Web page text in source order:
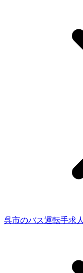
呉市のバス運転手求人